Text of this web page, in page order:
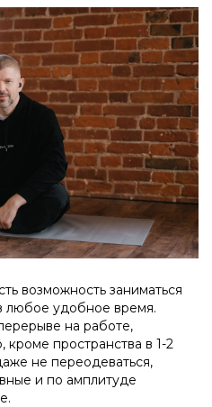
возможность заниматься
любое удобное время.
на работе,
кроме пространства в 1-2
не переодеваться,
и по амплитуде